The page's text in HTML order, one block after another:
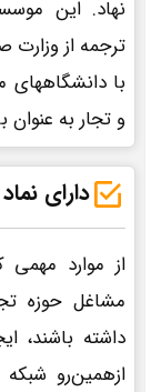
نهاد. این
ترجمه از
با
و تجار به
دارای
از موارد
مشاغل حوزه
داشته
ازهمین‌رو